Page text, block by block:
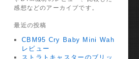
感想などのアーカイブです。
最近の投稿
CBM95 Cry Baby Mini Wah
レビュー
ストラトキャスターのブリッ